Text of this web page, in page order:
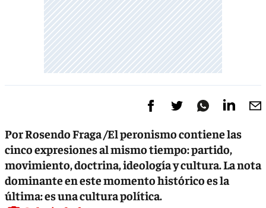
Por Rosendo Fraga /El peronismo contiene las
cinco expresiones al mismo tiempo: partido,
movimiento, doctrina, ideología y cultura. La nota
dominante en este momento histórico es la
última: es una cultura política.